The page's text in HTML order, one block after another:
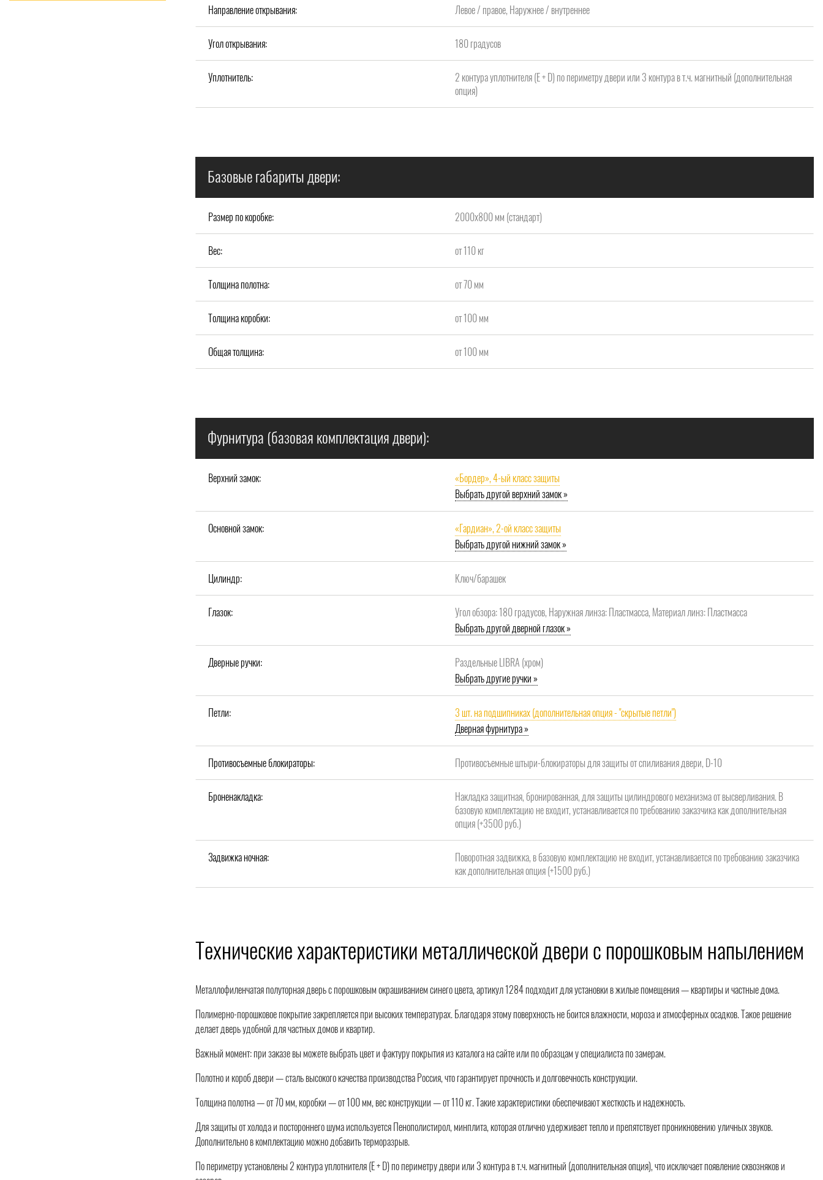
Направление открывания: Левое / правое, Наружнее / внутреннее
Угол открывания: 180 градусов
Уплотнитель:
2 контура уплотнителя (Е + D) по периметру двери или 3 контура в т.ч. магнитный (дополнительная
опция)
Базовые габариты двери:
Размер по коробке: 2000x800 мм (стандарт)
Вес: от 110 кг
Толщина полотна: от 70 мм
Толщина коробки: от 100 мм
Общая толщина: от 100 мм
Фурнитура (базовая комплектация двери):
Верхний замок:
«Бордер», 4-ый класс защиты
Выбрать другой верхний замок »
Основной замок:
«Гардиан», 2-ой класс защиты
Выбрать другой нижний замок »
Цилиндр: Ключ/барашек
Глазок:
Угол обзора: 180 градусов, Наружная линза: Пластмасса, Материал линз: Пластмасса
Выбрать другой дверной глазок »
Дверные ручки:
Раздельные LIBRA (хром)
Выбрать другие ручки »
Петли:
3 шт. на подшипниках (дополнительная опция - "скрытые петли")
Дверная фурнитура »
Противосъемные блокираторы: Противосъемные штыри-блокираторы для защиты от спиливания двери, D-10
Броненакладка:
Накладка защитная, бронированная, для защиты цилиндрового механизма от высверливания. В
базовую комплектацию не входит, устанавливается по требованию заказчика как дополнительная
опция (+3500 руб.)
Задвижка ночная:
Поворотная задвижка, в базовую комплектацию не входит, устанавливается по требованию заказчика
как дополнительная опция (+1500 руб.)
Технические характеристики металлической двери с порошковым напылением
Металлофиленчатая полуторная дверь с порошковым окрашиванием синего цвета, артикул 1284 подходит для установки в жилые помещения — квартиры и частные дома.
Полимерно-порошковое покрытие закрепляется при высоких температурах. Благодаря этому поверхность не боится влажности, мороза и атмосферных осадков. Такое решение
делает дверь удобной для частных домов и квартир.
Важный момент: при заказе вы можете выбрать цвет и фактуру покрытия из каталога на сайте или по образцам у специалиста по замерам.
Полотно и короб двери — сталь высокого качества производства Россия, что гарантирует прочность и долговечность конструкции.
Толщина полотна — от 70 мм, коробки — от 100 мм, вес конструкции — от 110 кг. Такие характеристики обеспечивают жесткость и надежность.
Для защиты от холода и постороннего шума используется Пенополистирол, минплита, которая отлично удерживает тепло и препятствует проникновению уличных звуков.
Дополнительно в комплектацию можно добавить терморазрыв.
По периметру установлены 2 контура уплотнителя (Е + D) по периметру двери или 3 контура в т.ч. магнитный (дополнительная опция), что исключает появление сквозняков и